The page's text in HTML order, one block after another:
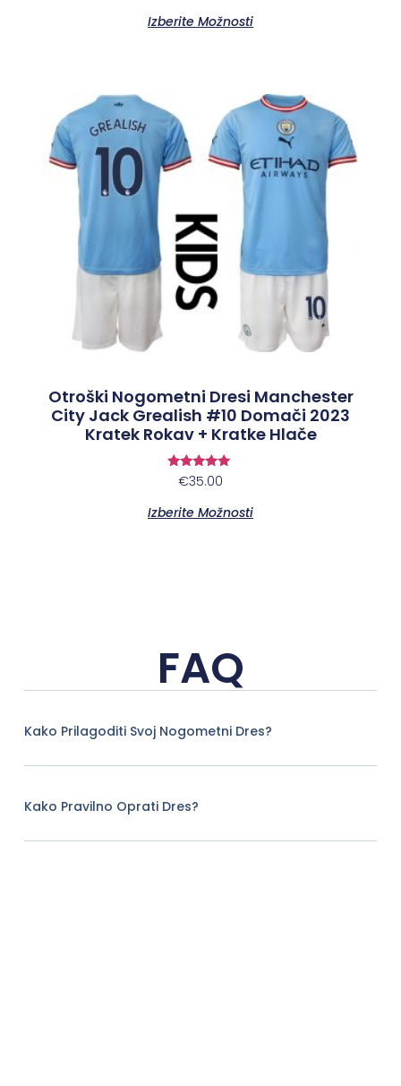
Izberite Možnosti
Otroški Nogometni Dresi Manchester
City Jack Grealish #10 Domači 2023
Kratek Rokav + Kratke Hlače
Ocenjeno
5.00
€35.00
Izberite Možnosti
FAQ
Kako Prilagoditi Svoj Nogometni Dres?
Kako Pravilno Oprati Dres?